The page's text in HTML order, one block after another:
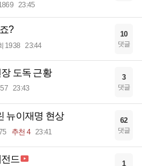
23:45
?
1938 23:44
10
댓글
도독 근황
23:43
3
댓글
뉴이재명 현상
추천 4 23:41
62
댓글
드 1